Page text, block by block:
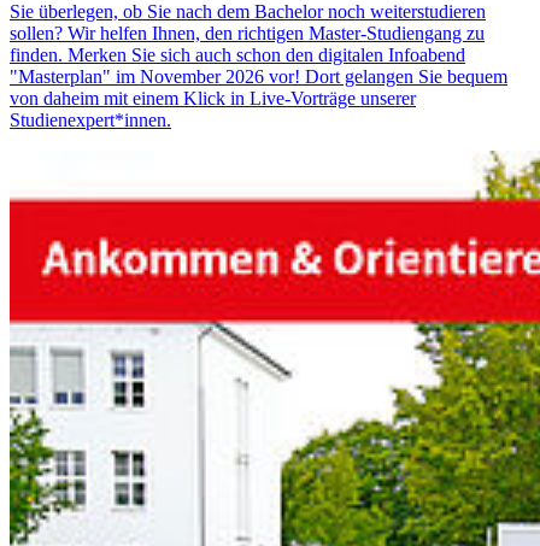
Sie überlegen, ob Sie nach dem Bachelor noch weiterstudieren
sollen? Wir helfen Ihnen, den richtigen Master-Studiengang zu
finden. Merken Sie sich auch schon den digitalen Infoabend
"Masterplan" im November 2026 vor! Dort gelangen Sie bequem
von daheim mit einem Klick in Live-Vorträge unserer
Studienexpert*innen.